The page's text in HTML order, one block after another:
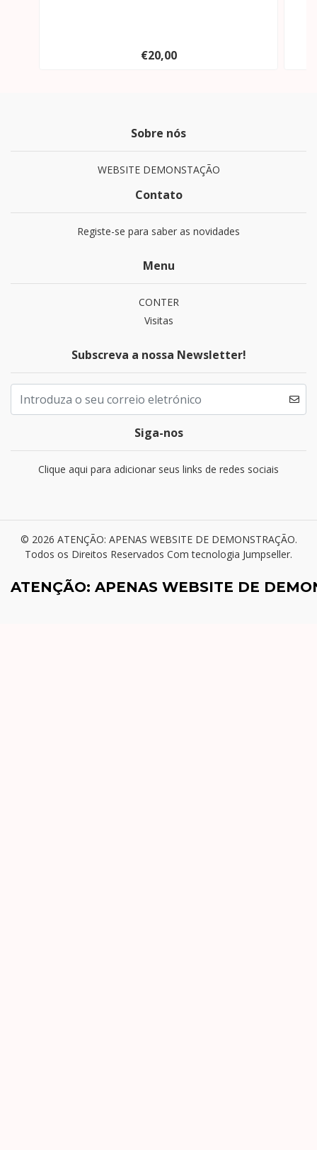
€20,00
Sobre nós
WEBSITE DEMONSTAÇÃO
Contato
Registe-se para saber as novidades
Menu
CONTER
Visitas
Subscreva a nossa Newsletter!
Siga-nos
Clique aqui para adicionar seus links de redes sociais
© 2026 ATENÇÃO: APENAS WEBSITE DE DEMONSTRAÇÃO.
Todos os Direitos Reservados Com tecnologia Jumpseller.
ATENÇÃO: APENAS WEBSITE DE